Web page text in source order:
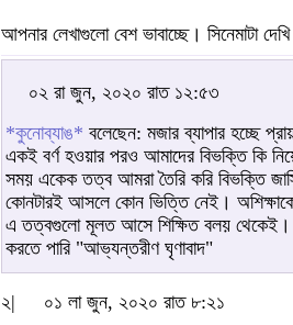
আপনার লেখাগুলো বেশ ভাবাচ্ছে। সিনেমাটা
০২ রা জুন, ২০২০ রাত ১২:৫৩
*কুনোব্যাঙ* বলেছেন: মজার ব্যাপার হচ্ছে
একই বর্ণ হওয়ার পরও আমাদের বিভক্তি কি
সময় একেক তত্ব আমরা তৈরি করি বিভক্তি
কোনটারই আসলে কোন ভিত্তি নেই। অশিক্ষাকে
এ তত্বগুলো মূলত আসে শিক্ষিত বলয় থেকেই।
করতে পারি "আভ্যন্তরীণ ঘৃণাবাদ"
২|
০১ লা জুন, ২০২০ রাত ৮:২১